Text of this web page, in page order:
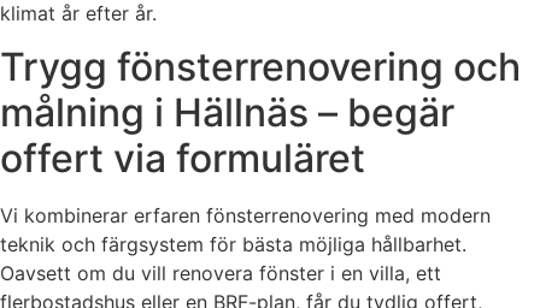
klimat år efter år.
Trygg fönsterrenovering och
målning i Hällnäs – begär
offert via formuläret
Vi kombinerar erfaren fönsterrenovering med modern
teknik och färgsystem för bästa möjliga hållbarhet.
Oavsett om du vill renovera fönster i en villa, ett
flerbostadshus eller en BRF-plan, får du tydlig offert,